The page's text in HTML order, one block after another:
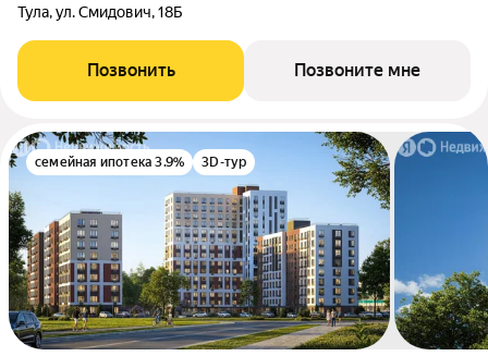
Тула, ул. Смидович, 18Б
Позвонить Позвоните мне
семейная ипотека 3.9% 3D-тур